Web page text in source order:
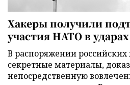
Хакеры получили
участия НАТО в
В распоряжении российских
секретные материалы,
непосредственную